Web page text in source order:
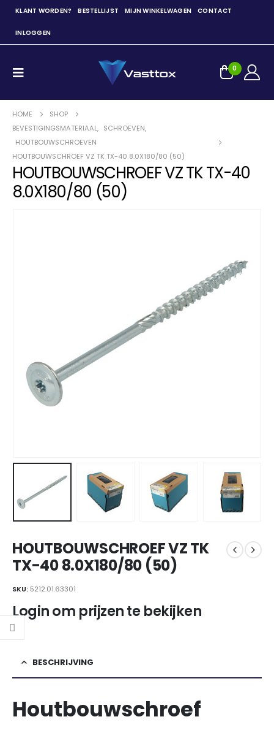
KLANT WORDEN? BESTELLIJST MIJN WINKELWAGEN CONTACT
INLOGGEN
0
HOME
SHOP
BEVESTIGINGSMATERIAAL, SCHROEVEN,
HOUTBOUWSCHROEVEN
HOUTBOUWSCHROEF VZ TK TX-40 8.0X180/80 (50)
HOUTBOUWSCHROEF VZ TK TX-40
8.0X180/80 (50)
HOUTBOUWSCHROEF VZ TK
TX-40 8.0X180/80 (50)
SKU: 5212.01.63301
Login om prijzen te bekijken
BESCHRIJVING
Houtbouwschroef